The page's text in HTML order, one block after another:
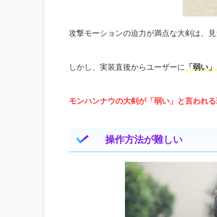
攻撃モーションの迫力が満点な大剣は、
しかし、実装直後からユーザーに「弱い
モンハンナウの大剣が「弱い」と言われ
操作方法が難しい